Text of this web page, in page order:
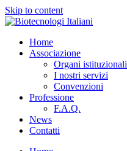
Skip to content
Home
Associazione
Organi istituzionali
I nostri servizi
Convenzioni
Professione
F.A.Q.
News
Contatti